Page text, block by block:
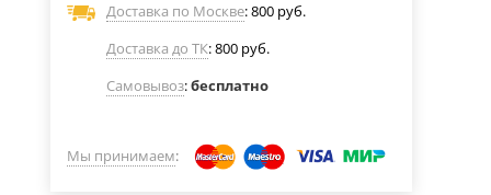
Доставка по Москве: 800 руб.
Доставка до ТК: 800 руб.
Самовывоз:бесплатно
Мы принимаем: